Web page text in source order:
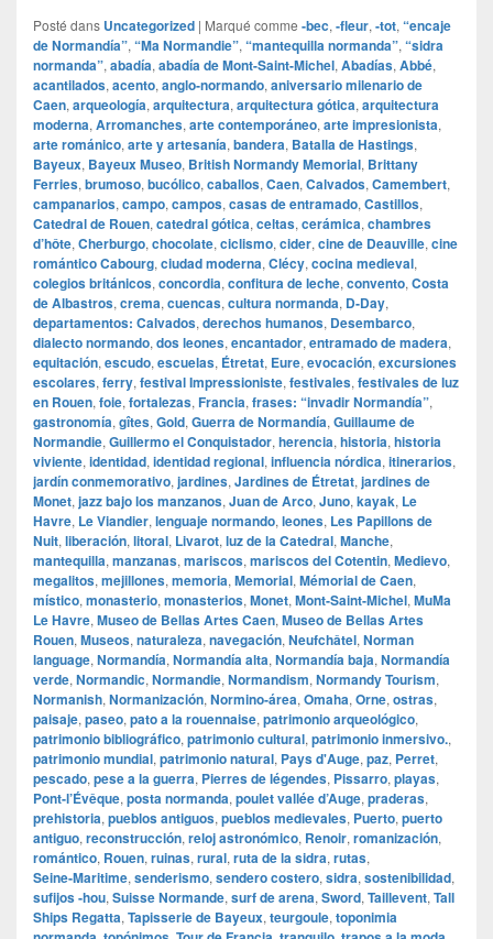
Posté dans Uncategorized | Marqué comme ‑bec, ‑fleur, ‑tot, “encaje
de Normandía”, “Ma Normandie”, “mantequilla normanda”, “sidra
normanda”, abadía, abadía de Mont-Saint-Michel, Abadías, Abbé,
acantilados, acento, anglo‑normando, aniversario milenario de
Caen, arqueología, arquitectura, arquitectura gótica, arquitectura
moderna, Arromanches, arte contemporáneo, arte impresionista,
arte románico, arte y artesanía, bandera, Batalla de Hastings,
Bayeux, Bayeux Museo, British Normandy Memorial, Brittany
Ferries, brumoso, bucólico, caballos, Caen, Calvados, Camembert,
campanarios, campo, campos, casas de entramado, Castillos,
Catedral de Rouen, catedral gótica, celtas, cerámica, chambres
d’hôte, Cherburgo, chocolate, ciclismo, cider, cine de Deauville, cine
romántico Cabourg, ciudad moderna, Clécy, cocina medieval,
colegios británicos, concordia, confitura de leche, convento, Costa
de Albastros, crema, cuencas, cultura normanda, D‑Day,
departamentos: Calvados, derechos humanos, Desembarco,
dialecto normando, dos leones, encantador, entramado de madera,
equitación, escudo, escuelas, Étretat, Eure, evocación, excursiones
escolares, ferry, festival Impressioniste, festivales, festivales de luz
en Rouen, foie, fortalezas, Francia, frases: “invadir Normandía”,
gastronomía, gîtes, Gold, Guerra de Normandía, Guillaume de
Normandie, Guillermo el Conquistador, herencia, historia, historia
viviente, identidad, identidad regional, influencia nórdica, itinerarios,
jardín conmemorativo, jardines, Jardines de Étretat, jardines de
Monet, jazz bajo los manzanos, Juan de Arco, Juno, kayak, Le
Havre, Le Viandier, lenguaje normando, leones, Les Papillons de
Nuit, liberación, litoral, Livarot, luz de la Catedral, Manche,
mantequilla, manzanas, mariscos, mariscos del Cotentin, Medievo,
megalitos, mejillones, memoria, Memorial, Mémorial de Caen,
místico, monasterio, monasterios, Monet, Mont‑Saint‑Michel, MuMa
Le Havre, Museo de Bellas Artes Caen, Museo de Bellas Artes
Rouen, Museos, naturaleza, navegación, Neufchâtel, Norman
language, Normandía, Normandía alta, Normandía baja, Normandía
verde, Normandic, Normandie, Normandism, Normandy Tourism,
Normanish, Normanización, Normino‑área, Omaha, Orne, ostras,
paisaje, paseo, pato a la rouennaise, patrimonio arqueológico,
patrimonio bibliográfico, patrimonio cultural, patrimonio inmersivo.,
patrimonio mundial, patrimonio natural, Pays d'Auge, paz, Perret,
pescado, pese a la guerra, Pierres de légendes, Pissarro, playas,
Pont‑l’Évêque, posta normanda, poulet vallée d’Auge, praderas,
prehistoria, pueblos antiguos, pueblos medievales, Puerto, puerto
antiguo, reconstrucción, reloj astronómico, Renoir, romanización,
romántico, Rouen, ruinas, rural, ruta de la sidra, rutas,
Seine‑Maritime, senderismo, sendero costero, sidra, sostenibilidad,
sufijos ‑hou, Suisse Normande, surf de arena, Sword, Taillevent, Tall
Ships Regatta, Tapisserie de Bayeux, teurgoule, toponimia